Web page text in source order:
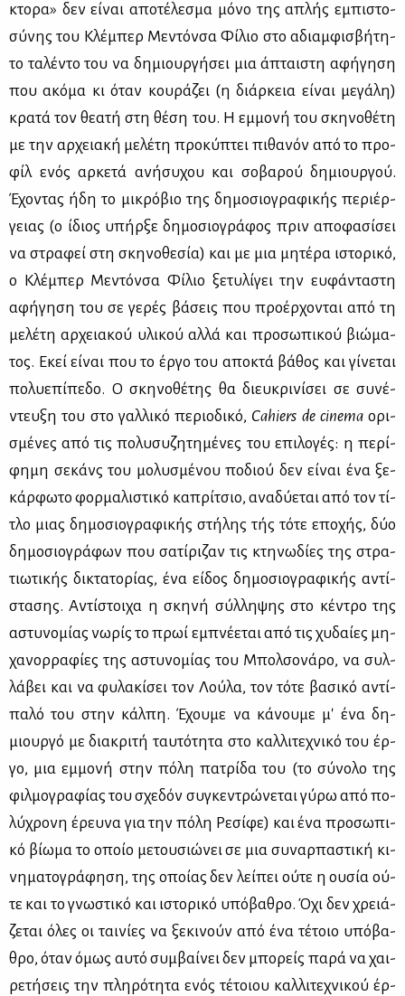
κτο­ρα» δεν εί­ναι απο­τέ­λε­σμα μό­νο της απλής εμπι­στο­
σύ­νης του Κλέ­μπερ Με­ντόν­σα Φί­λιο στο αδιαμ­φι­σβή­τη­
το τα­λέ­ντο του να δη­μιουρ­γή­σει μια άπται­στη αφή­γη­ση
που ακό­μα κι όταν κου­ρά­ζει (η διάρ­κεια εί­ναι με­γά­λη)
κρα­τά τον θε­α­τή στη θέ­ση του. Η εμ­μο­νή του σκη­νο­θέ­τη
με την αρ­χεια­κή με­λέ­τη προ­κύ­πτει πι­θα­νόν από το προ­
φίλ ενός αρ­κε­τά ανή­συ­χου και σο­βα­ρού δη­μιουρ­γού.
Έχο­ντας ήδη το μι­κρό­βιο της δη­μο­σιο­γρα­φι­κής πε­ριέρ­
γειας (ο ίδιος υπήρ­ξε δη­μο­σιο­γρά­φος πριν απο­φα­σί­σει
να στρα­φεί στη σκη­νο­θε­σία) και με μια μη­τέ­ρα ιστο­ρι­κό,
ο Κλέ­μπερ Με­ντόν­σα Φί­λιο ξε­τυ­λί­γει την ευ­φά­ντα­στη
αφή­γη­ση του σε γε­ρές βά­σεις που προ­έρ­χο­νται από τη
με­λέ­τη αρ­χεια­κού υλι­κού αλ­λά και προ­σω­πι­κού βιώ­μα­
τος. Εκεί εί­ναι που το έρ­γο του απο­κτά βά­θος και γί­νε­ται
πο­λυ­ε­πί­πε­δο. Ο σκη­νο­θέ­της θα διευ­κρι­νί­σει σε συ­νέ­
ντευ­ξη του στο γαλ­λι­κό πε­ριο­δι­κό, Cahiers de cinemaορι­
σμέ­νες από τις πο­λυ­συ­ζη­τη­μέ­νες του επι­λο­γές: η πε­ρί­
φη­μη σε­κάνς του μο­λυ­σμέ­νου πο­διού δεν εί­ναι ένα ξε­
κάρ­φω­το φορ­μα­λι­στι­κό κα­πρί­τσιο, ανα­δύ­ε­ται από τον τί­
τλο μιας δη­μο­σιο­γρα­φι­κής στή­λης τής τό­τε επο­χής, δύο
δη­μο­σιο­γρά­φων που σα­τί­ρι­ζαν τις κτη­νω­δί­ες της στρα­
τιω­τι­κής δι­κτα­το­ρί­ας, ένα εί­δος δη­μο­σιο­γρα­φι­κής αντί­
στα­σης. Αντί­στοι­χα η σκη­νή σύλ­λη­ψης στο κέ­ντρο της
αστυ­νο­μί­ας νω­ρίς το πρωί εμπνέ­ε­ται από τις χυ­δαί­ες μη­
χα­νορ­ρα­φί­ες της αστυ­νο­μί­ας του Μπολ­σο­νά­ρο, να συλ­
λά­βει και να φυ­λα­κί­σει τον Λού­λα, τον τό­τε βα­σι­κό αντί­
πα­λό του στην κάλ­πη. Έχου­με να κά­νου­με μ' ένα δη­
μιουρ­γό με δια­κρι­τή ταυ­τό­τη­τα στο καλ­λι­τε­χνι­κό του έρ­
γο, μια εμ­μο­νή στην πό­λη πα­τρί­δα του (το σύ­νο­λο της
φιλ­μο­γρα­φί­ας του σχε­δόν συ­γκε­ντρώ­νε­ται γύ­ρω από πο­
λύ­χρο­νη έρευ­να για την πό­λη Ρε­σί­φε) και ένα προ­σω­πι­
κό βί­ω­μα το οποίο με­του­σιώ­νει σε μια συ­ναρ­πα­στι­κή κι­
νη­μα­το­γρά­φη­ση, της οποί­ας δεν λεί­πει ού­τε η ου­σία ού­
τε και το γνω­στι­κό και ιστο­ρι­κό υπό­βα­θρο. Όχι δεν χρειά­
ζε­ται όλες οι ται­νί­ες να ξε­κι­νούν από ένα τέ­τοιο υπό­βα­
θρο, όταν όμως αυ­τό συμ­βαί­νει δεν μπο­ρείς πα­ρά να χαι­
ρε­τή­σεις την πλη­ρό­τη­τα ενός τέ­τοιου καλ­λι­τε­χνι­κού έρ­